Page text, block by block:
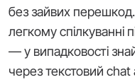
без зайвих перешкод.
легкому спілкуванні
— у випадковості
через текстовий chat